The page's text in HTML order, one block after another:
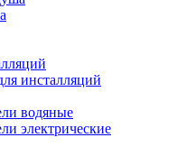
инсталляций
водяные
электрические